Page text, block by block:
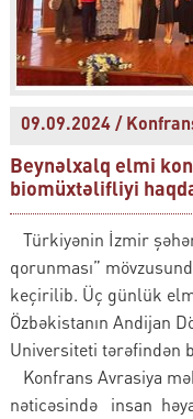
09.09.2024 /
Beynəlxalq elmi
biomüxtəlifliyi haqda
Türkiyənin İzmir
qorunması”
keçirilib. Üç günlük
Özbəkistanın Andijan
Universiteti tərəfindən
Konfrans Avrasiya
nəticəsində insan